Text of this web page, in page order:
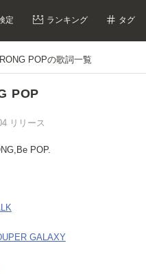
定 ランキング タグ
POPの歌詞一覧
POP
リリース
POP.
GALAXY